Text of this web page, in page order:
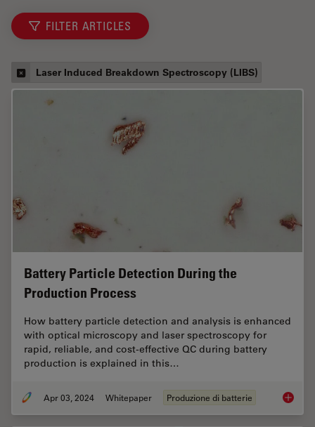
FILTER ARTICLES
Laser Induced Breakdown Spectroscopy (LIBS)
Battery Particle Detection During the
Production Process
How battery particle detection and analysis is enhanced
with optical microscopy and laser spectroscopy for
rapid, reliable, and cost-effective QC during battery
production is explained in this…
Apr 03, 2024 Whitepaper Produzione di batterie Battery